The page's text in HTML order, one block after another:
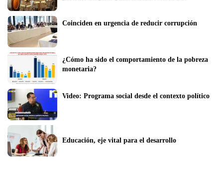
Coinciden en urgencia de reducir corrupción
¿Cómo ha sido el comportamiento de la pobreza
monetaria?
Educación, eje vital para el desarrollo